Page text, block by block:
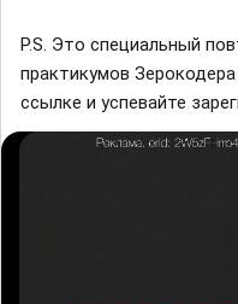
P.S. Это специальный
практикумов
ссылке и успевайте